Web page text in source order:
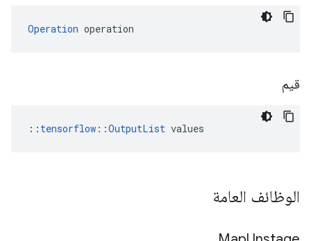
Operation operation
قيم
:: tensorflow::OutputList values
الوظائف العامة